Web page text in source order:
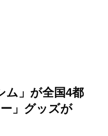
ム」が全国4都
」グッズが